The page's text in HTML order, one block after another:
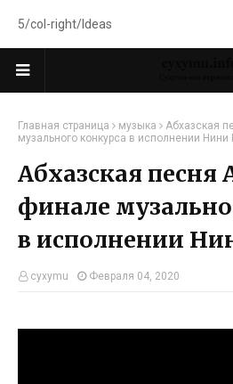
5/col-right/Ideas
Главная страница музыка
Абхазская
музального конкурса в исполнении
Абхазская песня
финале
в исполнении
cyxymu Февраля 04, 2020